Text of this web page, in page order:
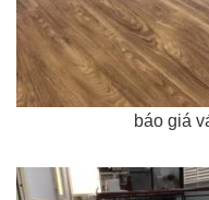
báo giá